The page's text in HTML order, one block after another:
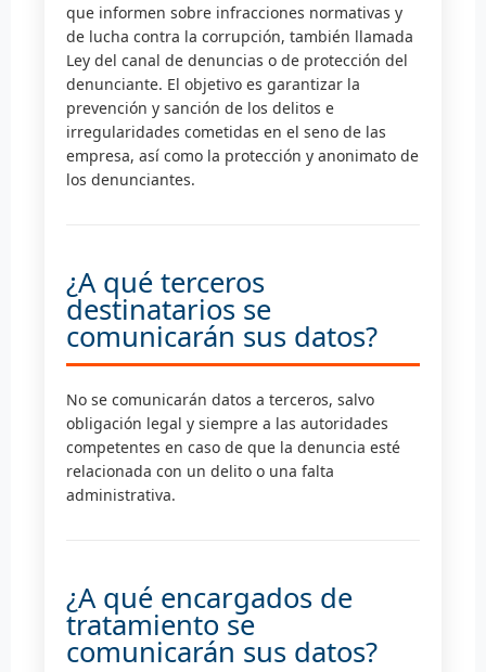
que informen sobre infracciones normativas y
de lucha contra la corrupción, también llamada
Ley del canal de denuncias o de protección del
denunciante. El objetivo es garantizar la
prevención y sanción de los delitos e
irregularidades cometidas en el seno de las
empresa, así como la protección y anonimato de
los denunciantes.
¿A qué terceros
destinatarios se
comunicarán sus datos?
No se comunicarán datos a terceros, salvo
obligación legal y siempre a las autoridades
competentes en caso de que la denuncia esté
relacionada con un delito o una falta
administrativa.
¿A qué encargados de
tratamiento se
comunicarán sus datos?